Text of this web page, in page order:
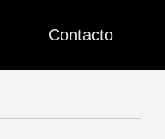
Contacto